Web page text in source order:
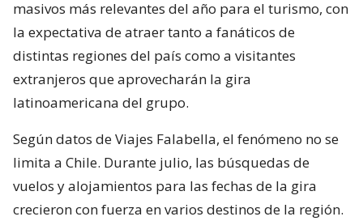
masivos más relevantes del año para el turismo, con
la expectativa de atraer tanto a fanáticos de
distintas regiones del país como a visitantes
extranjeros que aprovecharán la gira
latinoamericana del grupo.
Según datos de Viajes Falabella, el fenómeno no se
limita a Chile. Durante julio, las búsquedas de
vuelos y alojamientos para las fechas de la gira
crecieron con fuerza en varios destinos de la región.